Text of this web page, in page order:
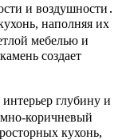
и воздушности․
наполняя их
мебелью и
создает
глубину и
коричневый
кухонь,